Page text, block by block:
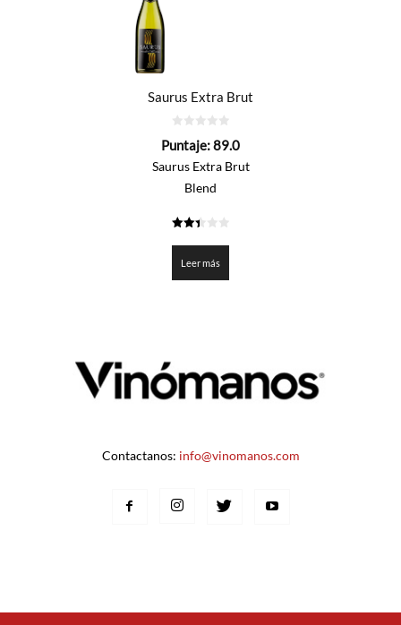
Saurus Extra Brut
de
Puntaje:89.0
Saurus Extra Brut
Blend
Leer más
Contactanos: info@vinomanos.com